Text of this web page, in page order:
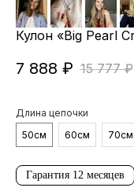
Кулон «Big Pearl
7 888 ₽ 15 777 ₽
Длина цепочки
50см
60см 70см
Гарантия 12 месяцев